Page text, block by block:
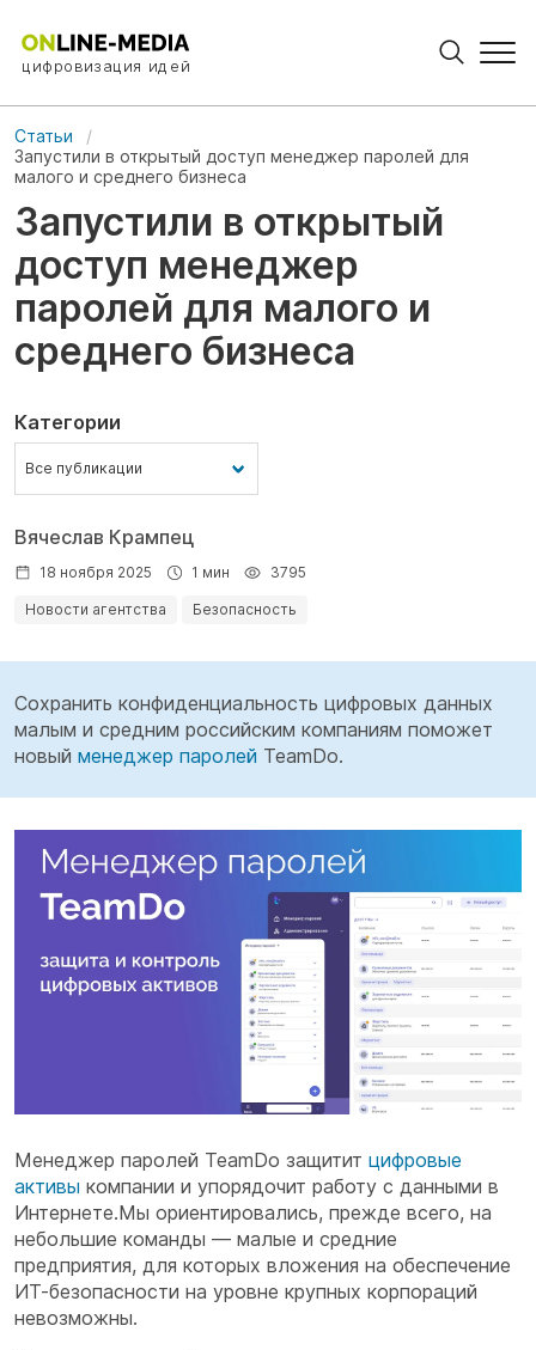
цифровизация идей
Статьи
Запустили в открытый доступ менеджер паролей для
малого и среднего бизнеса
Запустили в открытый
доступ менеджер
паролей для малого и
среднего бизнеса
Категории
Вячеслав Крампец
18 ноября 2025 1 мин 3795
Новости агентства Безопасность
Сохранить конфиденциальность цифровых данных
малым и средним российским компаниям поможет
новый менеджер паролей TeamDo.
Менеджер паролей TeamDo защитит цифровые
активы компании и упорядочит работу с данными в
Интернете.Мы ориентировались, прежде всего, на
небольшие команды — малые и средние
предприятия, для которых вложения на обеспечение
ИТ-безопасности на уровне крупных корпораций
невозможны.